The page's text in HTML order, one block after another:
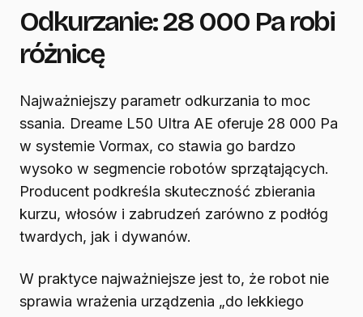
Odkurzanie: 28 000 Pa robi
różnicę
Najważniejszy parametr odkurzania to moc
ssania. Dreame L50 Ultra AE oferuje 28 000 Pa
w systemie Vormax, co stawia go bardzo
wysoko w segmencie robotów sprzątających.
Producent podkreśla skuteczność zbierania
kurzu, włosów i zabrudzeń zarówno z podłóg
twardych, jak i dywanów.
W praktyce najważniejsze jest to, że robot nie
sprawia wrażenia urządzenia „do lekkiego